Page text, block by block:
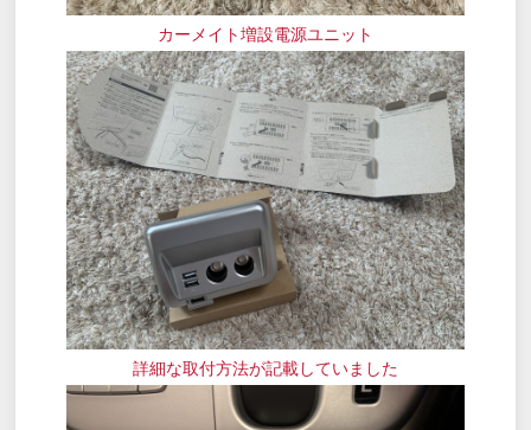
カーメイト増設電源ユニット
詳細な取付方法が記載していました